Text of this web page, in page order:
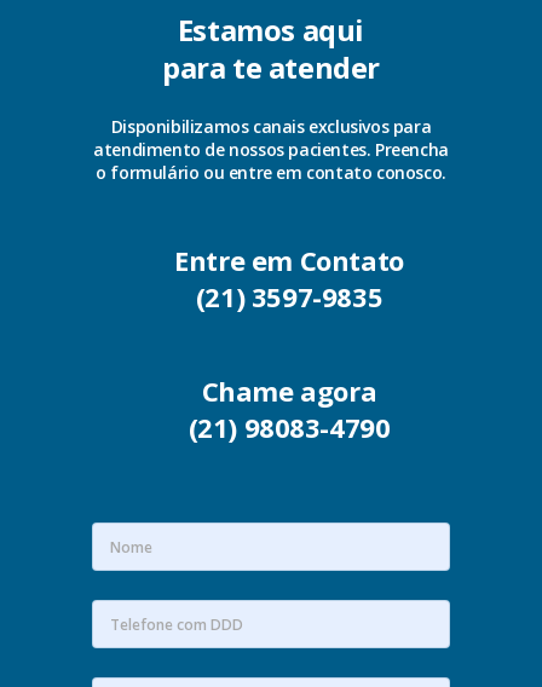
Estamos aqui
para te atender
Disponibilizamos canais exclusivos para
atendimento de nossos pacientes. Preencha
o formulário ou entre em contato conosco.
Entre em Contato
(21) 3597-9835
Chame agora
(21) 98083-4790